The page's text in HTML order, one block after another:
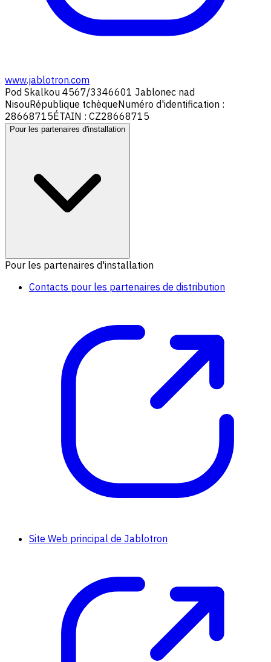
www.jablotron.com
Pod Skalkou 4567/3346601 Jablonec nad
NisouRépublique tchèqueNuméro d'identification :
28668715ÉTAIN : CZ28668715
Pour les partenaires d'installation
Pour les partenaires d'installation
Contacts pour les partenaires de distribution
Site Web principal de Jablotron